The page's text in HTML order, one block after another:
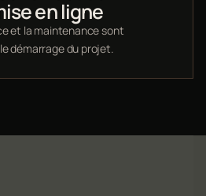
en ligne
et la maintenance sont
démarrage du projet.